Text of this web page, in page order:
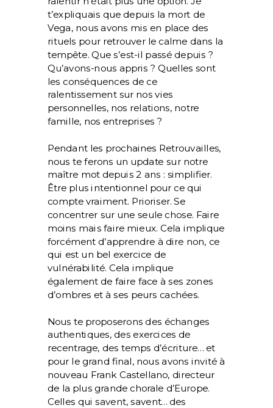
t’expliquais que depuis la mort de
Vega, nous avons mis en place des
rituels pour retrouver le calme dans la
tempête. Que s’est-il passé depuis ?
Qu’avons-nous appris ? Quelles sont
les conséquences de ce
ralentissement sur nos vies
personnelles, nos relations, notre
famille, nos entreprises ?
Pendant les prochaines Retrouvailles,
nous te ferons un update sur notre
maître mot depuis 2 ans : simplifier.
Être plus intentionnel pour ce qui
compte vraiment. Prioriser. Se
concentrer sur une seule chose. Faire
moins mais faire mieux. Cela implique
forcément d’apprendre à dire non, ce
qui est un bel exercice de
vulnérabilité. Cela implique
également de faire face à ses zones
d’ombres et à ses peurs cachées.
Nous te proposerons des échanges
authentiques, des exercices de
recentrage, des temps d’écriture… et
pour le grand final, nous avons invité à
nouveau Frank Castellano, directeur
de la plus grande chorale d’Europe.
Celles qui savent, savent… des